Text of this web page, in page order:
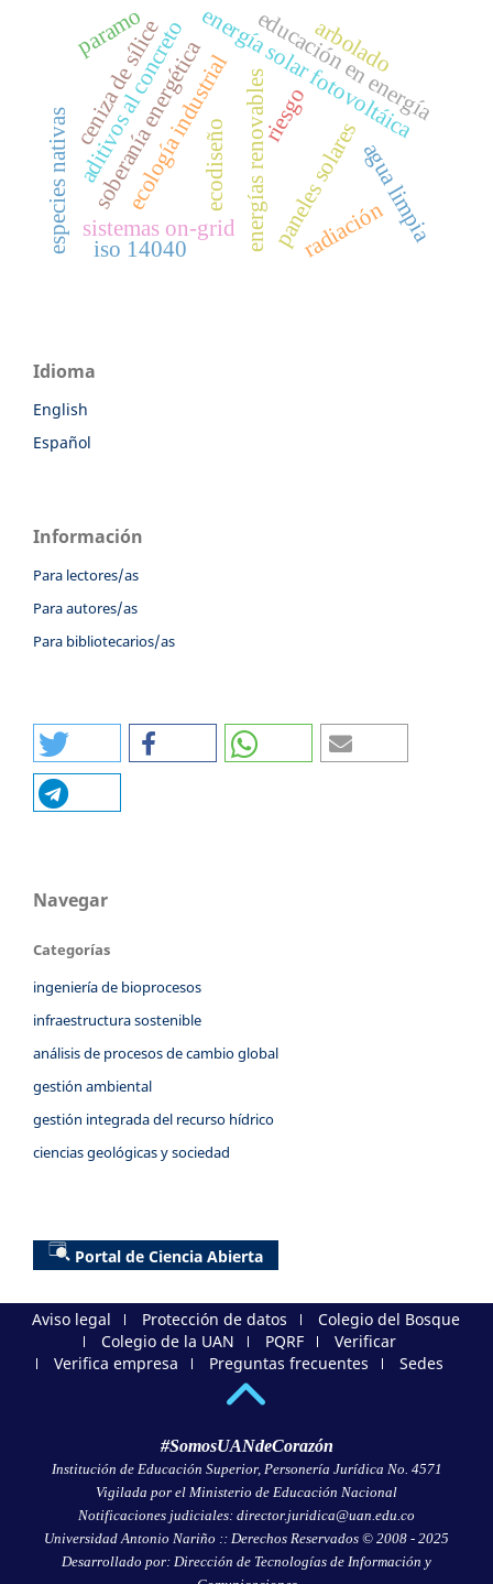
energías renovables
energía solar fotovoltáica
paneles solares
sistemas on-grid
soberanía energética educación en energía
aditivos al concreto
ceniza de síliceecología industrial
radiación
arbolado
ecodiseño
especies nativas
paramo
agua limpia
riesgo
iso 14040
Idioma
English
Español
Información
Para lectores/as
Para autores/as
Para bibliotecarios/as
Navegar
Categorías
ingeniería de bioprocesos
infraestructura sostenible
análisis de procesos de cambio global
gestión ambiental
gestión integrada del recurso hídrico
ciencias geológicas y sociedad
Portal de Ciencia Abierta
Aviso legal Protección de datos
Colegio del Bosque
Colegio de la UAN
PQRF
Verificar
Verifica empresa
Preguntas frecuentes Sedes
#SomosUANdeCorazón
Institución de Educación Superior, Personería Jurídica No. 4571
Vigilada por el Ministerio de Educación Nacional
Notificaciones judiciales: director.juridica@uan.edu.co
Universidad Antonio Nariño :: Derechos Reservados © 2008 - 2025
Desarrollado por: Dirección de Tecnologías de Información y